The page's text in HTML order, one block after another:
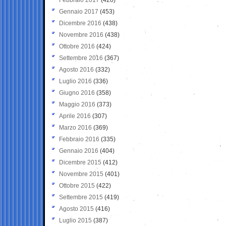
Gennaio 2017 (453)
Dicembre 2016 (438)
Novembre 2016 (438)
Ottobre 2016 (424)
Settembre 2016 (367)
Agosto 2016 (332)
Luglio 2016 (336)
Giugno 2016 (358)
Maggio 2016 (373)
Aprile 2016 (307)
Marzo 2016 (369)
Febbraio 2016 (335)
Gennaio 2016 (404)
Dicembre 2015 (412)
Novembre 2015 (401)
Ottobre 2015 (422)
Settembre 2015 (419)
Agosto 2015 (416)
Luglio 2015 (387)